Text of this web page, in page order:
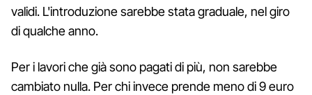
validi. L'introduzione sarebbe stata graduale, nel giro
di qualche anno.
Per i lavori che già sono pagati di più, non sarebbe
cambiato nulla. Per chi invece prende meno di 9 euro